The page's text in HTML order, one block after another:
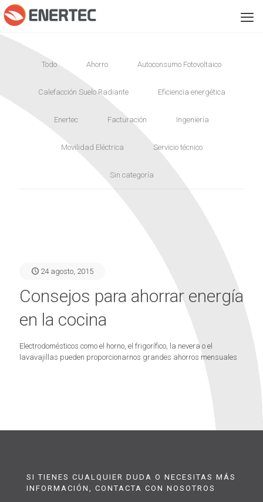
Todo Ahorro Autoconsumo Fotovoltaico
Calefacción Suelo Radiante Eficiencia energética
Enertec Facturación Ingeniería
Movilidad Eléctrica Servicio técnico
Sin categoría
24 agosto, 2015
Consejos para ahorrar energía
en la cocina
Electrodomésticos como el horno, el frigorífico, la nevera o el
lavavajillas pueden proporcionarnos grandes ahorros mensuales
SI TIENES CUALQUIER DUDA O NECESITAS MÁS
INFORMACIÓN, CONTACTA CON NOSOTROS